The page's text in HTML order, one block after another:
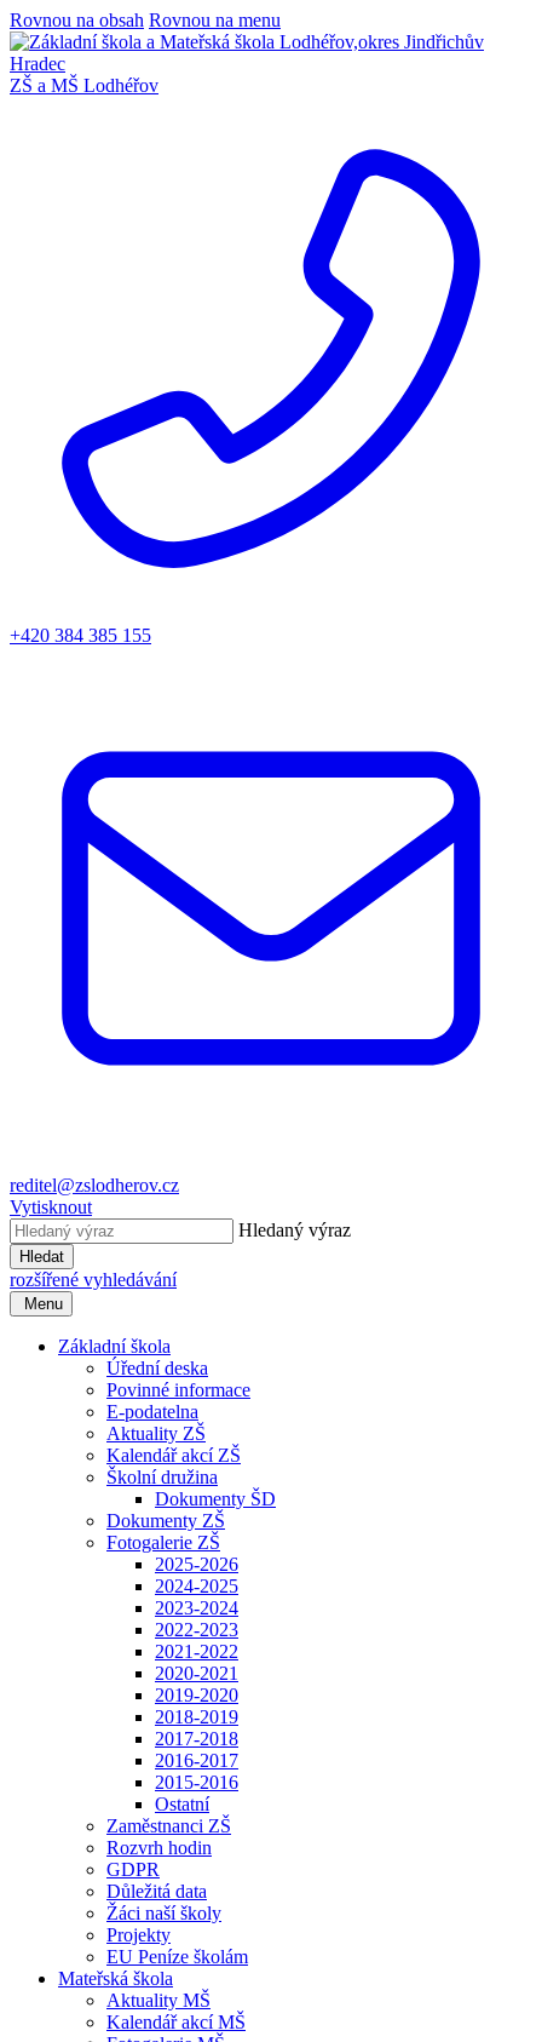
Rovnou na obsah Rovnou na menu
ZŠ a MŠ Lodhéřov
+420 384 385 155
reditel@zslodherov.cz
Vytisknout
Hledaný výraz
Hledat
rozšířené vyhledávání
Menu
Základní škola
Úřední deska
Povinné informace
E-podatelna
Aktuality ZŠ
Kalendář akcí ZŠ
Školní družina
Dokumenty ŠD
Dokumenty ZŠ
Fotogalerie ZŠ
2025-2026
2024-2025
2023-2024
2022-2023
2021-2022
2020-2021
2019-2020
2018-2019
2017-2018
2016-2017
2015-2016
Ostatní
Zaměstnanci ZŠ
Rozvrh hodin
GDPR
Důležitá data
Žáci naší školy
Projekty
EU Peníze školám
Mateřská škola
Aktuality MŠ
Kalendář akcí MŠ